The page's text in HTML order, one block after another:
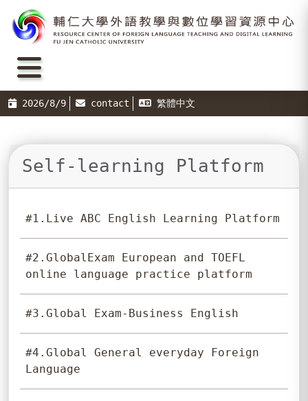
2026/8/9 contact 繁體中文
Self-learning Platform
#1.Live ABC English Learning Platform
#2.GlobalExam European and TOEFL
online language practice platform
#3.Global Exam-Business English
#4.Global General everyday Foreign
Language